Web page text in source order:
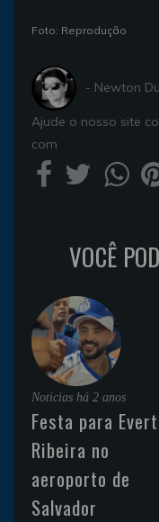
Foto: Reprodução
- Newton
Ajude o nosso site
com
VOCÊ
Noticias há 2 anos
Festa para
Ribeira no
aeroporto de
Salvador